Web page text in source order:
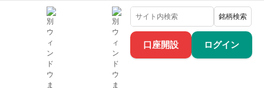
口座開設 ログイン
銘柄検索